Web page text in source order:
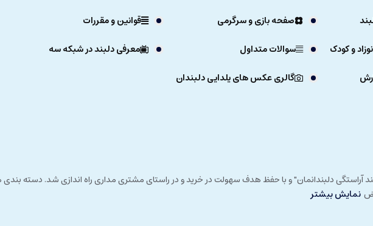
صفحه بازی و سرگرمی
قوانین و مقررات
و کودک
سوالات متداول
معرفی دلبند در شبکه سه
گالری عکس های یلدایی دلبندان
یاری خداوند در زمستان 1392 و با شعار "آرزوی دلبند آراستگی دلبندانمان" و با حفظ هدف سهولت در خرید و در راستای مشتری مداری راه
نمایش بیشتر